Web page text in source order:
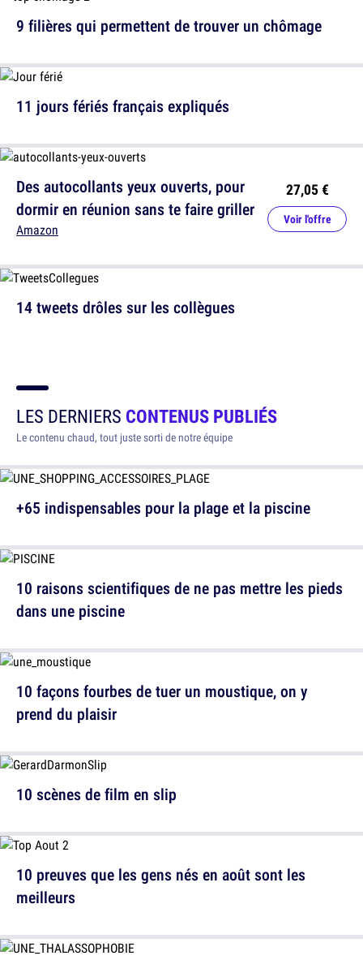
11 jours fériés français expliqués
14 tweets drôles sur les collègues
9 filières qui permettent de trouver un chômage
Des autocollants yeux ouverts, pour
dormir en réunion sans te faire griller
Amazon
27,05 €
Voir l'offre
LES DERNIERS CONTENUS PUBLIÉS
Le contenu chaud, tout juste sorti de notre équipe
+65 indispensables pour la plage et la piscine
10 façons fourbes de tuer un moustique, on y
prend du plaisir
10 preuves que les gens nés en août sont les
meilleurs
10 raisons scientifiques de ne pas mettre les pieds
dans une piscine
10 scènes de film en slip